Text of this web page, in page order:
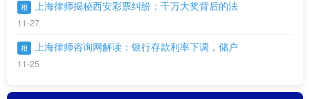
相 上海律师揭秘西安彩票纠纷：千万大奖背后的法
11-27
相 上海律师咨询网解读：银行存款利率下调，储户
11-25